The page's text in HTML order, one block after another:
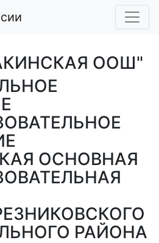
ООШ"
ОСНОВНАЯ
РАЙОНА